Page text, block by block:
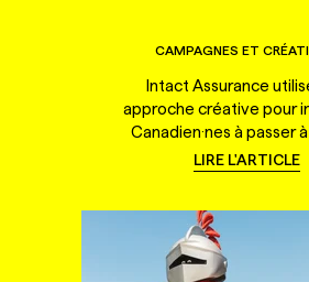
CAMPAGNES ET
Intact Assurance
approche créative pour
Canadien·nes à passer
LIRE L'ARTICLE